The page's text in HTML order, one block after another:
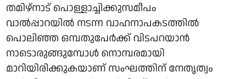
തമിഴ്നാട് പൊള്ളാച്ചിക്കുസമീപം
വാല്‍പ്പാറയില്‍ നടന്ന വാഹനാപകടത്തില്‍
പൊലിഞ്ഞ ഒമ്പതുപേര്‍ക്ക് വിടപറയാൻ
നാടൊരുങ്ങുമ്പോള്‍ നൊമ്പരമായി
മാറിയിരിക്കുകയാണ് സംഘത്തിന് നേതൃത്വം